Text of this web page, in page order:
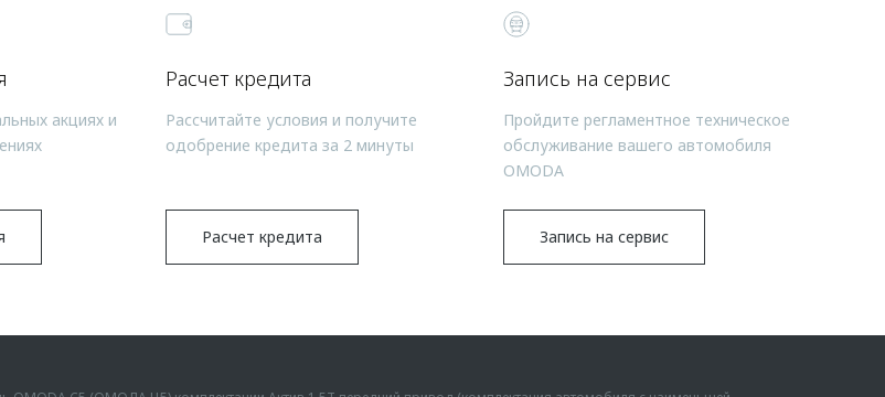
акциях и
Расчет кредита
Рассчитайте условия и получите
одобрение кредита за 2 минуты
Расчет кредита
Запись на сервис
Пройдите регламентное техническое
обслуживание вашего автомобиля
OMODA
Запись на сервис